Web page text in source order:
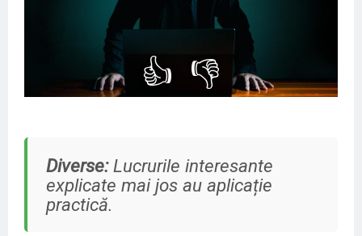
👍 👎
Diverse:Lucrurile interesante
explicate mai jos au aplicație
practică.